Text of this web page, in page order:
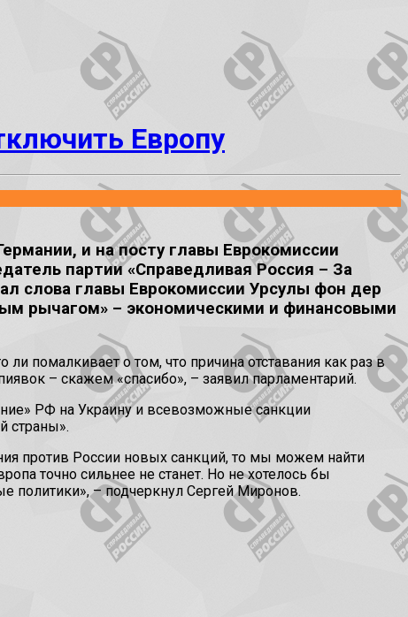
Европу
и на посту главы Еврокомиссии
партии «Справедливая Россия – За
слова главы Еврокомиссии Урсулы фон дер
рычагом» – экономическими и финансовыми
помалкивает о том, что причина отставания как раз в
– скажем «спасибо», – заявил парламентарий.
РФ на Украину и всевозможные санкции
страны».
против России новых санкций, то мы можем найти
точно сильнее не станет. Но не хотелось бы
политики», – подчеркнул Сергей Миронов.